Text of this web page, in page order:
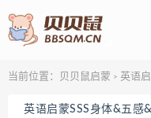
当前位置： 贝贝鼠启蒙 > 英语启蒙
英语启蒙SSS身体&五感